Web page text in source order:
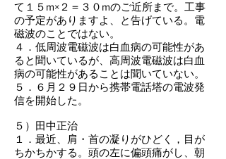
て１５m×２＝３０mのご近所まで。工事
の予定がありますよ、と告げている。電
磁波のことではない。
４．低周波電磁波は白血病の可能性があ
ると聞いているが、高周波電磁波は白血
病の可能性があることは聞いていない。
５．６月２９日から携帯電話塔の電波発
信を開始した。
５）田中正治
１．最近、肩・首の凝りがひどく，目が
ちかちかする。頭の左に偏頭痛がし、朝